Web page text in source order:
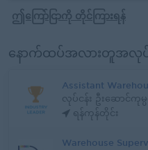
ဤကြော်ငြာကို တိုင်ကြားရန်
နောက်ထပ်အလားတူအလုပ်မ
Assistant
လုပ်ငန်း ဦးဆောင်ကုမ္
ရန်ကုန်တိုင်း
Warehouse